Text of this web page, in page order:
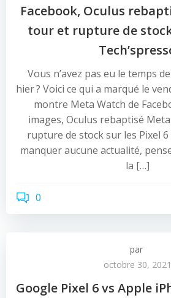
Facebook, Oculus
tour et rupture de stock
Vous n’avez pas eu le temps
hier ? Voici ce qui a marqué le
montre Meta Watch de
images, Oculus rebaptisé
rupture de stock sur les Pixel
manquer aucune actualité,
la […]
0
par
octobre 30, 2021
Google Pixel 6 vs Apple